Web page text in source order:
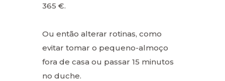
365 €.
Ou então alterar rotinas, como
evitar tomar o pequeno-almoço
fora de casa ou passar 15 minutos
no duche.